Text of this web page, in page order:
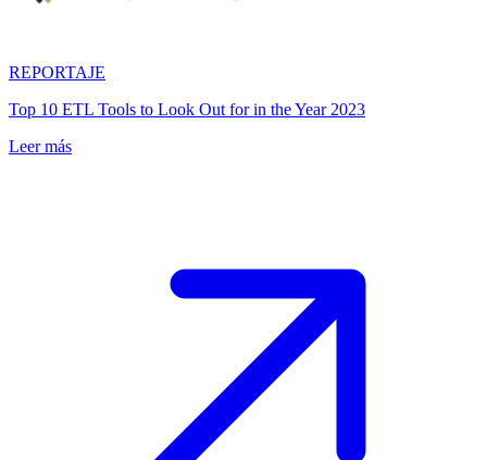
REPORTAJE
Top 10 ETL Tools to Look Out for in the Year 2023
Leer más